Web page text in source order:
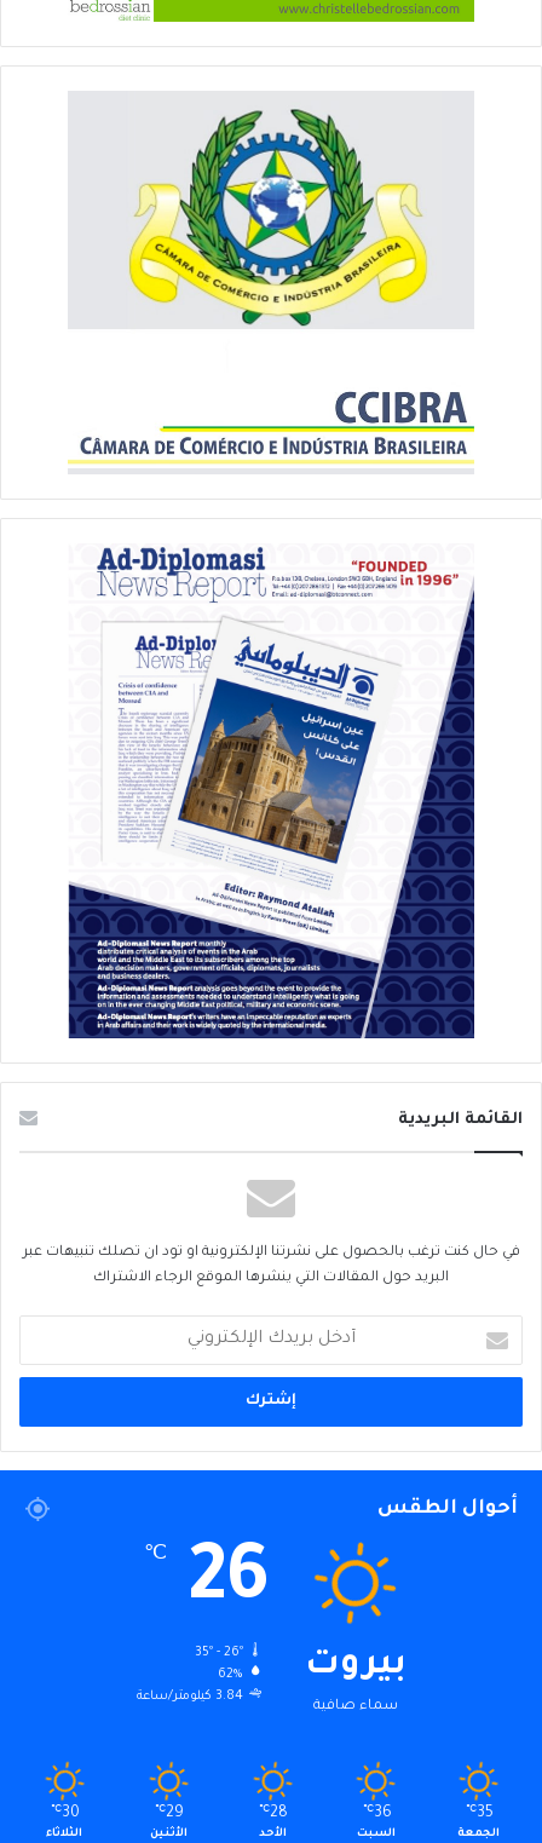
القائمة البريدية
في حال كنت ترغب بالحصول على نشرتنا الإلكترونية او تود ان تصلك تنبيهات عبر
البريد حول المقالات التي ينشرها الموقع الرجاء الاشتراك
بريدك
الإلكتروني
أحوال الطقس
بيروت
سماء صافية
26
℃
35º - 26º
62%
3.84 كيلومتر/ساعة
35
℃
الجمعة
36
℃
السبت
28
℃
الأحد
29
℃
الأثنين
30
℃
الثلاثاء